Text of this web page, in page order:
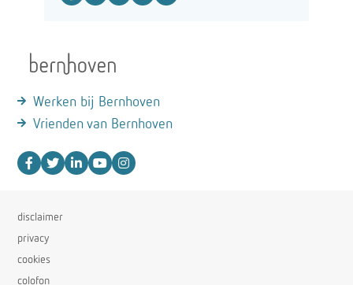
Werken bij Bernhoven
Vrienden van Bernhoven
disclaimer
privacy
cookies
colofon